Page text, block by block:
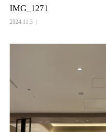
IMG_1271
2024.11.3
イベント